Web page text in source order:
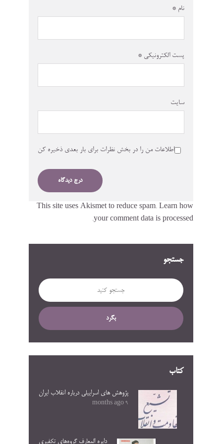
جستجو
بگرد
کتاب
پژوهش های اسراییلی درباره انقلاب ایران
9 months ago
دایره المعارف گروه‌های تکفیری
نام *
پست الکترونیکی *
سایت
اطلاعات من را در بخش نظرات برای بار بعدی ذخیره کن
This site uses Akismet to reduce spam. Learn how
your comment data is processed.